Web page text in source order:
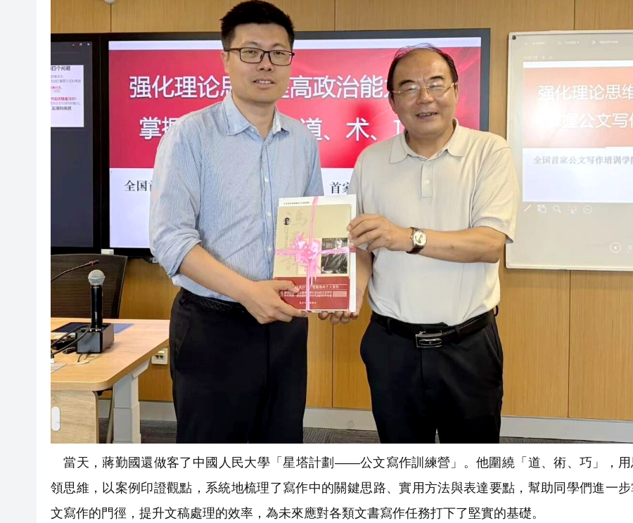
當天，蔣勤國還做客了中國人民大學「星塔計劃——公文寫作訓練營」。他圍繞「道、術、巧」，用
領思維，以案例印證觀點，系統地梳理了寫作中的關鍵思路、實用方法與表達要點，幫助同學們進一
文寫作的門徑，提升文稿處理的效率，為未來應對各類文書寫作任務打下了堅實的基礎。